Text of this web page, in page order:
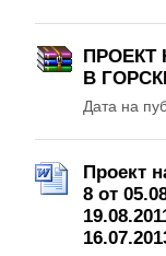
ПРОЕКТ
В
Дата на
Проект
8 от